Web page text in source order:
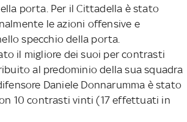
porta. Per il Cittadella è stato
le azioni offensive e
specchio della porta.
il migliore dei suoi per contrasti
al predominio della sua squadra
Daniele Donnarumma è stato
10 contrasti vinti (17 effettuati in